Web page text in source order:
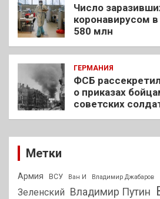
Число
коронавирусом
580 млн
ГЕРМАНИЯ
ФСБ
о приказах
советских
Метки
Армия ВСУ Ван И Владимир Джабаров
Зеленский Владимир Путин